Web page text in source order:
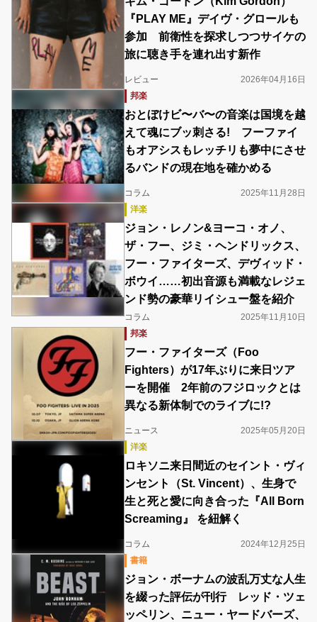
『PLAY ME』デイヴ・グロールも
参加 前衛性を探求しつつサイケの
旅に聴き手を連れ出す新作
レビュー
2026年04月16日
邦楽
おとぼけビ〜バ〜の音楽は国境を越
えて魂にブッ刺さる! フーファイ
もオアシスもレッチリも夢中にさせ
るバンドの現在地を確かめる
コラム
2025年11月28日
洋楽
ジョン・レノン&ヨーコ・オノ、
ザ・フー、ジミ・ヘンドリックス、
フー・ファイターズ、デヴィッド・
ボウイ……初出音源も満載なレジェ
ンド勢の豪華リイシュー盤を紹介
コラム
2025年11月10日
邦楽
フー・ファイターズ（Foo
Fighters）が17年ぶりに来日ツア
ーを開催 2年前のフジロックとは
異なる新体制でのライブに!?
ニュース
2025年05月20日
洋楽
ロキソニ来日間近のセイント・ヴィ
ンセント（St. Vincent）、生身で
生と死と愛に向き合った『All Born
Screaming』 を紐解く
コラム
2024年12月25日
書籍
ジョン・ボーナムの波乱万丈な人生
を綴った評伝が刊行 レッド・ツェ
ッペリン、ニュー・ヤードバーズ、